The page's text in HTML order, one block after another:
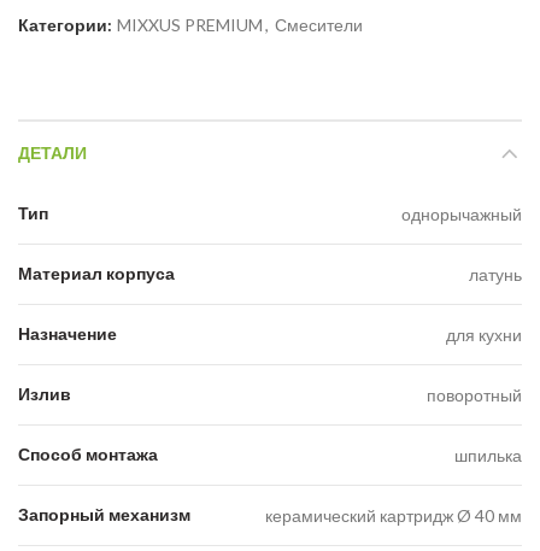
Категории: MIXXUS PREMIUM, Смесители
ДЕТАЛИ
Тип однорычажный
Материал корпуса латунь
Назначение для кухни
Излив поворотный
Способ монтажа шпилька
Запорный механизм керамический картридж Ø 40 мм